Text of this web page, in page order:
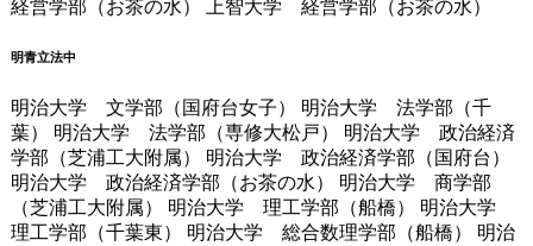
経営学部（お茶の水） 上智大学 経営学部（お茶の水）
明青立法中
明治大学 文学部（国府台女子） 明治大学 法学部（千
葉） 明治大学 法学部（専修大松戸） 明治大学 政治経済
学部（芝浦工大附属） 明治大学 政治経済学部（国府台）
明治大学 政治経済学部（お茶の水） 明治大学 商学部
（芝浦工大附属） 明治大学 理工学部（船橋） 明治大学
理工学部（千葉東） 明治大学 総合数理学部（船橋） 明治